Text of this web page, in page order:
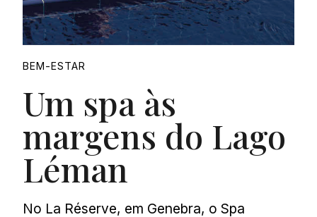
BEM-ESTAR
Um spa às
margens do Lago
Léman
No La Réserve, em Genebra, o Spa